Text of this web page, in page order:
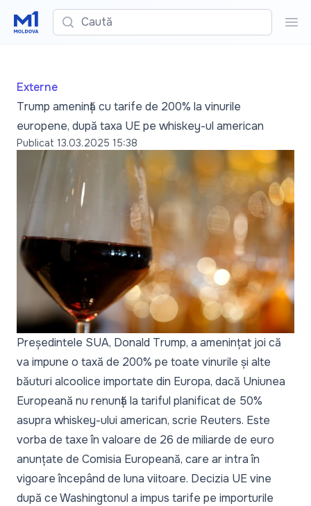
Caută
Externe
Trump amenință cu tarife de 200% la vinurile
europene, după taxa UE pe whiskey-ul american
Publicat 13.03.2025 15:38
Președintele SUA, Donald Trump, a amenințat joi că
va impune o taxă de 200% pe toate vinurile și alte
băuturi alcoolice importate din Europa, dacă Uniunea
Europeană nu renunță la tariful planificat de 50%
asupra whiskey-ului american, scrie Reuters. Este
vorba de taxe în valoare de 26 de miliarde de euro
anunțate de Comisia Europeană, care ar intra în
vigoare începând de luna viitoare. Decizia UE vine
după ce Washingtonul a impus tarife pe importurile